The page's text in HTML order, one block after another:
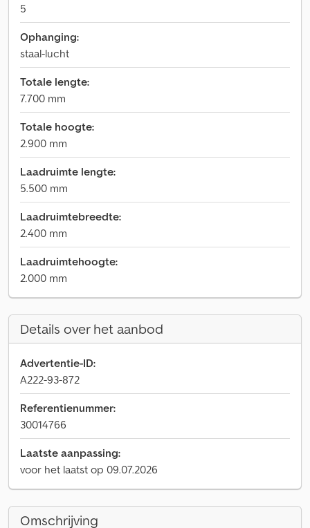
5
Ophanging:
staal-lucht
Totale lengte:
7.700 mm
Totale hoogte:
2.900 mm
Laadruimte lengte:
5.500 mm
Laadruimtebreedte:
2.400 mm
Laadruimtehoogte:
2.000 mm
Details over het aanbod
Advertentie-ID:
A222-93-872
Referentienummer:
30014766
Laatste aanpassing:
voor het laatst op 09.07.2026
Omschrijving